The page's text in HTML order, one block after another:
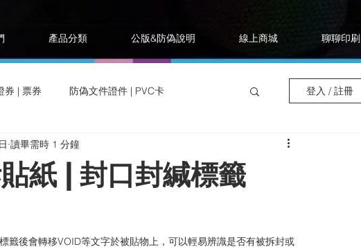
產品分類 公版&防偽說明 線上商城 聊聊印刷
券 | 票券 防偽文件證件 | PVC卡
刷 QR Code防偽系統
登入 / 註冊
紙 | 封口封緘標籤
讀畢需時 1 分鐘
籤後會轉移VOID等文字於被貼物上，可以輕易辨識是否有被拆封或